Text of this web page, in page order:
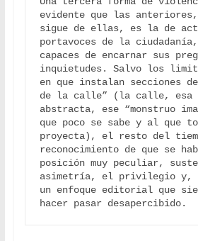
evidente que las
sigue de ellas, es la de
portavoces de la
capaces de encarnar sus
inquietudes. Salvo los
en que instalan secciones
de la calle” (la calle, esa
abstracta, ese “monstruo
que poco se sabe y al que
proyecta), el resto del
reconocimiento de que se
posición muy peculiar,
asimetría, el privilegio y,
un enfoque editorial que
hacer pasar desapercibido.